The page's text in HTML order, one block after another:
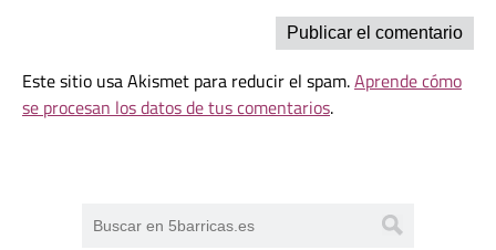
Este sitio usa Akismet para reducir el spam.Aprende cómo
se procesan los datos de tus comentarios.